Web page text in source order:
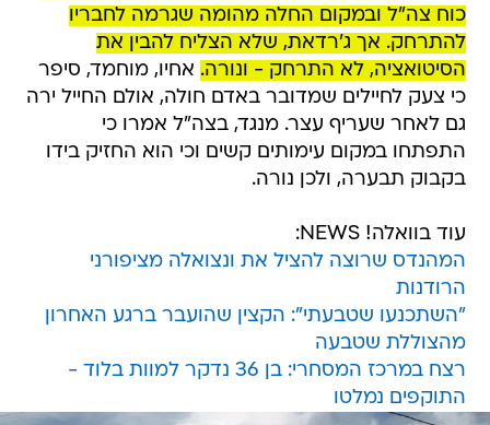
כוח צה"ל ובמקום החלה מהומה שגרמה לחבריו
להתרחק. אך ג'רדאת, שלא הצליח להבין את
הסיטואציה, לא התרחק - ונורה. אחיו, מוחמד, סיפר
כי צעק לחיילים שמדובר באדם חולה, אולם החייל ירה
גם לאחר שעריף עצר. מנגד, בצה"ל אמרו כי
התפתחו במקום עימותים קשים וכי הוא החזיק בידו
בקבוק תבערה, ולכן נורה.
עוד בוואלה! NEWS:
המהנדס שרוצה להציל את ונצואלה מציפורני
הרודנות
"השתכנעו שטבעתי": הקצין שהועבר ברגע האחרון
מהצוללת שטבעה
רצח במרכז המסחרי: בן 36 נדקר למוות בלוד -
התוקפים נמלטו